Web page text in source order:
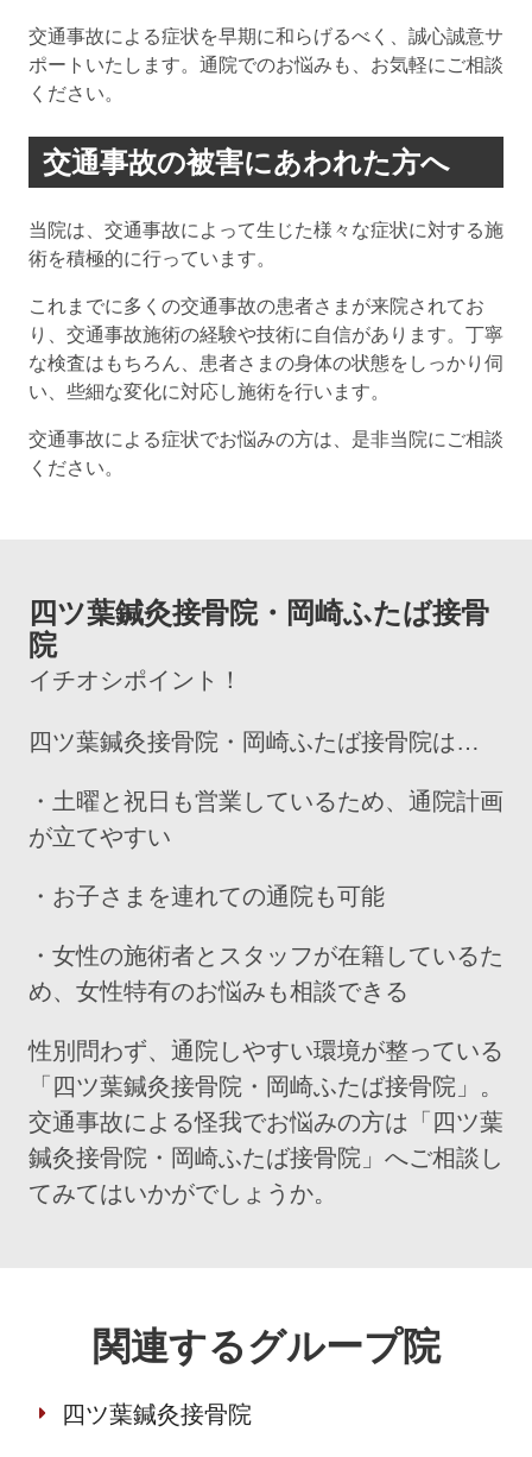
交通事故による症状を早期に和らげるべく、誠心誠意サ
ポートいたします。通院でのお悩みも、お気軽にご相談
ください。
交通事故の被害にあわれた方へ
当院は、交通事故によって生じた様々な症状に対する施
術を積極的に行っています。
これまでに多くの交通事故の患者さまが来院されてお
り、交通事故施術の経験や技術に自信があります。丁寧
な検査はもちろん、患者さまの身体の状態をしっかり伺
い、些細な変化に対応し施術を行います。
交通事故による症状でお悩みの方は、是非当院にご相談
ください。
四ツ葉鍼灸接骨院・岡崎ふたば接骨
院
イチオシポイント！
四ツ葉鍼灸接骨院・岡崎ふたば接骨院は…
・土曜と祝日も営業しているため、通院計画
が立てやすい
・お子さまを連れての通院も可能
・女性の施術者とスタッフが在籍しているた
め、女性特有のお悩みも相談できる
性別問わず、通院しやすい環境が整っている
「四ツ葉鍼灸接骨院・岡崎ふたば接骨院」。
交通事故による怪我でお悩みの方は「四ツ葉
鍼灸接骨院・岡崎ふたば接骨院」へご相談し
てみてはいかがでしょうか。
関連するグループ院
四ツ葉鍼灸接骨院